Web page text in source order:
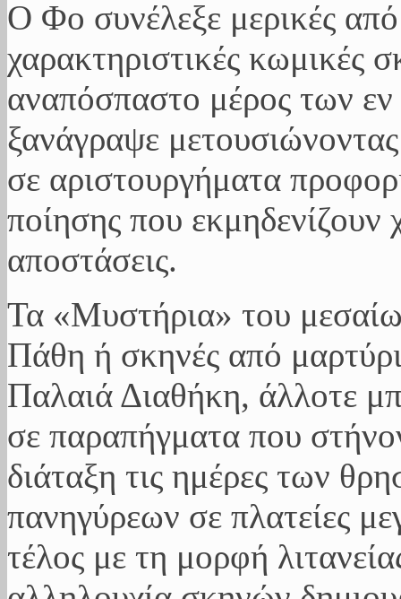
Ο Φο συνέλεξε μερικές από
χαρακτηριστικές κωμικές
αναπόσπαστο μέρος των
ξανάγραψε
σε αριστουργήματα
ποίησης που εκμηδενίζουν
αποστάσεις.
Τα «Μυστήρια» του
Πάθη ή σκηνές από
Παλαιά Διαθήκη, άλλοτε
σε παραπήγματα που
διάταξη τις ημέρες των
πανηγύρεων σε πλατείες
τέλος με τη μορφή